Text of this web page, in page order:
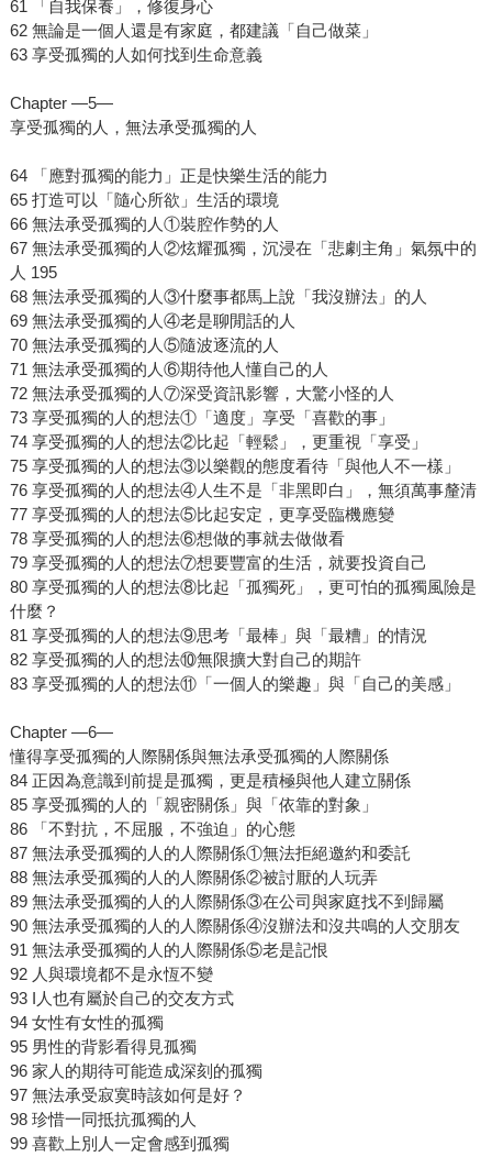
61 「自我保養」，修復身心
62 無論是一個人還是有家庭，都建議「自己做菜」
63 享受孤獨的人如何找到生命意義
Chapter —5—
享受孤獨的人，無法承受孤獨的人
64 「應對孤獨的能力」正是快樂生活的能力
65 打造可以「隨心所欲」生活的環境
66 無法承受孤獨的人①裝腔作勢的人
67 無法承受孤獨的人②炫耀孤獨，沉浸在「悲劇主角」氣氛中的
人 195
68 無法承受孤獨的人③什麼事都馬上說「我沒辦法」的人
69 無法承受孤獨的人④老是聊閒話的人
70 無法承受孤獨的人⑤隨波逐流的人
71 無法承受孤獨的人⑥期待他人懂自己的人
72 無法承受孤獨的人⑦深受資訊影響，大驚小怪的人
73 享受孤獨的人的想法①「適度」享受「喜歡的事」
74 享受孤獨的人的想法②比起「輕鬆」，更重視「享受」
75 享受孤獨的人的想法③以樂觀的態度看待「與他人不一樣」
76 享受孤獨的人的想法④人生不是「非黑即白」，無須萬事釐清
77 享受孤獨的人的想法⑤比起安定，更享受臨機應變
78 享受孤獨的人的想法⑥想做的事就去做做看
79 享受孤獨的人的想法⑦想要豐富的生活，就要投資自己
80 享受孤獨的人的想法⑧比起「孤獨死」，更可怕的孤獨風險是
什麼？
81 享受孤獨的人的想法⑨思考「最棒」與「最糟」的情況
82 享受孤獨的人的想法⑩無限擴大對自己的期許
83 享受孤獨的人的想法⑪「一個人的樂趣」與「自己的美感」
Chapter —6—
懂得享受孤獨的人際關係與無法承受孤獨的人際關係
84 正因為意識到前提是孤獨，更是積極與他人建立關係
85 享受孤獨的人的「親密關係」與「依靠的對象」
86 「不對抗，不屈服，不強迫」的心態
87 無法承受孤獨的人的人際關係①無法拒絕邀約和委託
88 無法承受孤獨的人的人際關係②被討厭的人玩弄
89 無法承受孤獨的人的人際關係③在公司與家庭找不到歸屬
90 無法承受孤獨的人的人際關係④沒辦法和沒共鳴的人交朋友
91 無法承受孤獨的人的人際關係⑤老是記恨
92 人與環境都不是永恆不變
93 I人也有屬於自己的交友方式
94 女性有女性的孤獨
95 男性的背影看得見孤獨
96 家人的期待可能造成深刻的孤獨
97 無法承受寂寞時該如何是好？
98 珍惜一同抵抗孤獨的人
99 喜歡上別人一定會感到孤獨